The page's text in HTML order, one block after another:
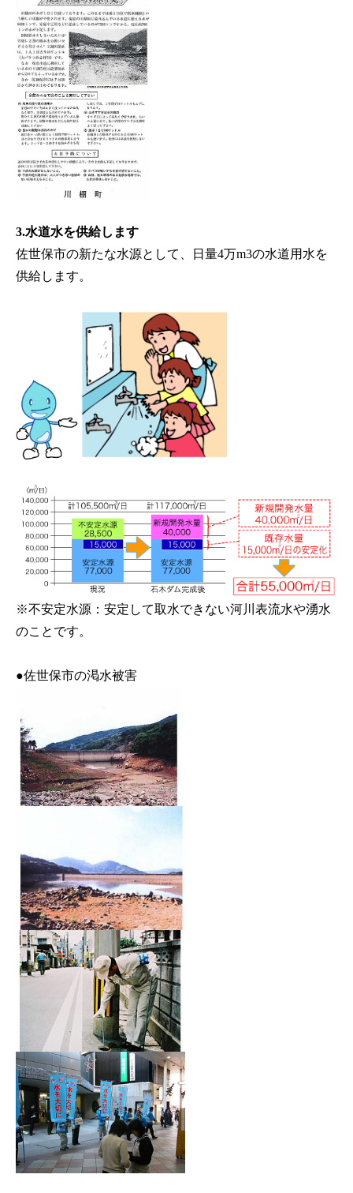
3.水道水を供給します
佐世保市の新たな水源として、日量4万m3の水道用水を
供給します。
※不安定水源：安定して取水できない河川表流水や湧水
のことです。
●佐世保市の渇水被害